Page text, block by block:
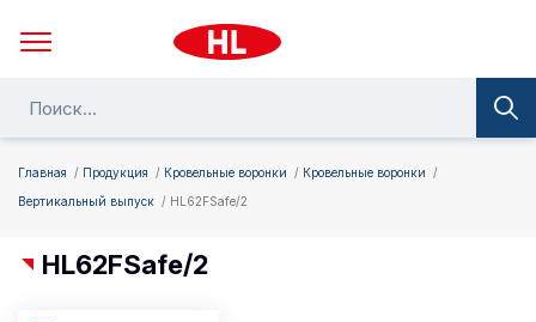
Главная Продукция Кровельные воронки
Кровельные воронки
Вертикальный выпуск
HL62FSafe/2
HL62FSafe/2